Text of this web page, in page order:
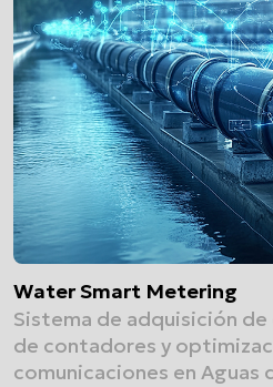
Water Smart Metering
Sistema de adquisición
de contadores y
comunicaciones en Aguas